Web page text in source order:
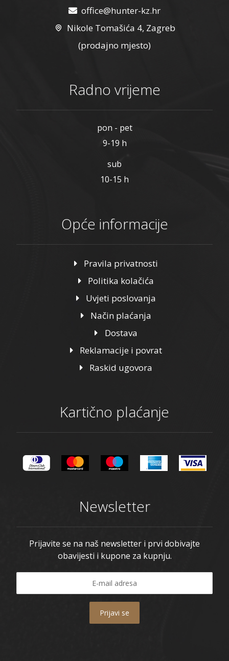
office@hunter-kz.hr
Nikole Tomašića 4, Zagreb
(prodajno mjesto)
Radno vrijeme
pon - pet
9-19 h
sub
10-15 h
Opće informacije
Pravila privatnosti
Politika kolačića
Uvjeti poslovanja
Način plaćanja
Dostava
Reklamacije i povrat
Raskid ugovora
Kartično plaćanje
Newsletter
Prijavite se na naš newsletter i prvi dobivajte
obavijesti i kupone za kupnju.
Prijavi se